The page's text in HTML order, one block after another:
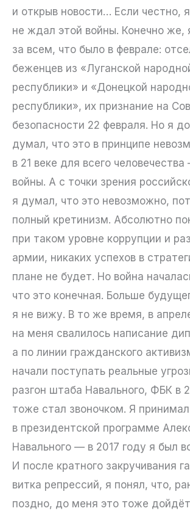
и открыв новости… Если честно,
не ждал этой войны. Конечно же,
за всем, что было в феврале:
беженцев из «Луганской
республики» и «Донецкой
республики», их признание на
безопасности 22 февраля. Но я
думал, что это в принципе
в 21 веке для всего
войны. А с точки зрения
я думал, что это невозможно,
полный кретинизм. Абсолютно
при таком уровне коррупции и
армии, никаких успехов в
плане не будет. Но война
что это конечная. Больше
я не вижу. В то же время, в
на меня свалилось написание
а по линии гражданского
начали поступать реальные
разгон штаба Навального, ФБК в
тоже стал звоночком. Я
в президентской программе
Навального — в 2017 году я был
И после кратного закручивания
витка репрессий, я понял, что,
поздно, до меня это тоже